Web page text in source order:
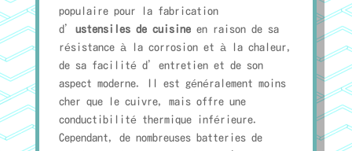
populaire pour la fabrication
d’ ustensiles de cuisineen raison de sa
résistance à la corrosion et à la chaleur,
de sa facilité d’entretien et de son
aspect moderne. Il est généralement moins
cher que le cuivre, mais offre une
conductibilité thermique inférieure.
Cependant, de nombreuses batteries de